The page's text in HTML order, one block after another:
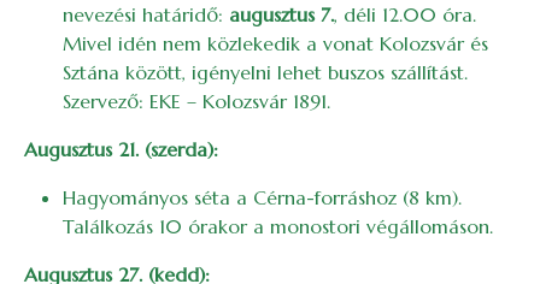
nevezési határidő: augusztus 7., déli 12.00 óra.
Mivel idén nem közlekedik a vonat Kolozsvár és
Sztána között, igényelni lehet buszos szállítást.
Szervező: EKE – Kolozsvár 1891.
Augusztus 21. (szerda):
Hagyományos séta a Cérna-forráshoz (8 km).
Találkozás 10 órakor a monostori végállomáson.
Augusztus 27. (kedd):